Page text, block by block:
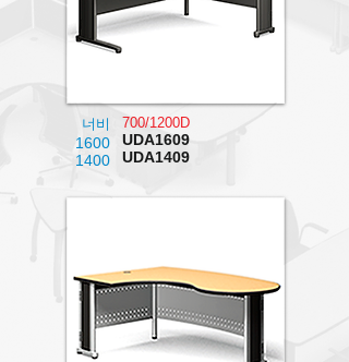
너비
1600
1400
700/1200D
UDA1609
UDA1409